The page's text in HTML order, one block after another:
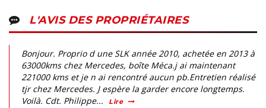
L'AVIS DES PROPRIÉTAIRES
Bonjour. Proprio d une SLK année 2010, achetée en 2013 à
63000kms chez Mercedes, boîte Méca.j ai maintenant
221000 kms et je n ai rencontré aucun pb.Entretien réalisé
tjr chez Mercedes. J espère la garder encore longtemps.
Voilà. Cdt. Philippe...
Lire